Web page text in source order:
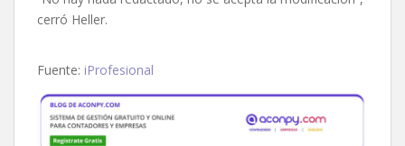
cerró Heller.
Fuente: iProfesional